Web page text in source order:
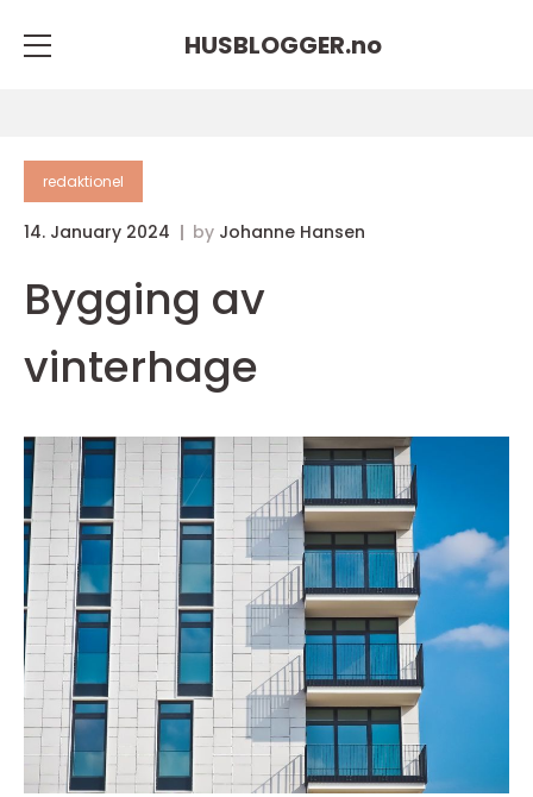
HUSBLOGGER.no
redaktionel
14. January 2024 by Johanne Hansen
Bygging av
vinterhage